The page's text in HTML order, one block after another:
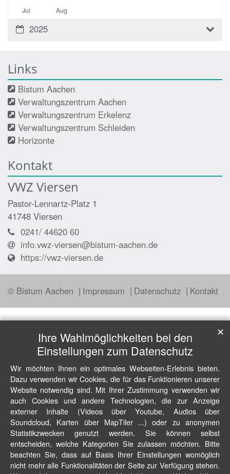
Jul
Aug
2025
Links
Bistum Aachen
Verwaltungszentrum Aachen
Verwaltungszentrum Erkelenz
Verwaltungszentrum Schleiden
Horizonte
Kontakt
VWZ Viersen
Pastor-Lennartz-Platz 1
41748 Viersen
0241/ 44620 60
info.vwz-viersen@bistum-aachen.de
https://vwz-viersen.de
© Bistum Aachen Impressum Datenschutz Kontakt
Ihre Wahlmöglichkeiten bei den
Einstellungen zum Datenschutz
Wir möchten Ihnen ein optimales Webseiten-Erlebnis bieten.
Dazu verwenden wir Cookies, die für das Funktionieren unserer
Website notwendig sind. Mit Ihrer Zustimmung verwenden wir
auch Cookies und andere Technologien, die zur Anzeige
externer Inhalte (Videos über Youtube, Audios über
Soundcloud, Karten über MapTiler ...) oder zu anonymen
Statistikzwecken genutzt werden. Sie können selbst
entscheiden, welche Kategorien Sie zulassen möchten. Bitte
beachten Sie, dass auf Basis Ihrer Einstellungen womöglich
nicht mehr alle Funktionalitäten der Seite zur Verfügung stehen.
✕